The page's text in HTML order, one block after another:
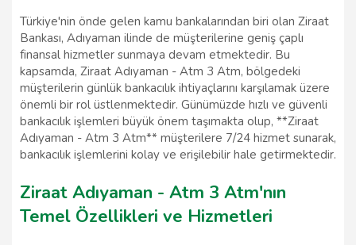
Türkiye'nin önde gelen kamu bankalarından biri olan Ziraat
Bankası, Adıyaman ilinde de müşterilerine geniş çaplı
finansal hizmetler sunmaya devam etmektedir. Bu
kapsamda, Ziraat Adıyaman - Atm 3 Atm, bölgedeki
müşterilerin günlük bankacılık ihtiyaçlarını karşılamak üzere
önemli bir rol üstlenmektedir. Günümüzde hızlı ve güvenli
bankacılık işlemleri büyük önem taşımakta olup, **Ziraat
Adıyaman - Atm 3 Atm** müşterilere 7/24 hizmet sunarak,
bankacılık işlemlerini kolay ve erişilebilir hale getirmektedir.
Ziraat Adıyaman - Atm 3 Atm'nın
Temel Özellikleri ve Hizmetleri